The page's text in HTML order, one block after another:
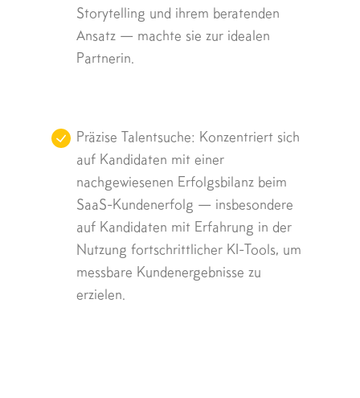
Storytelling und ihrem beratenden
Ansatz — machte sie zur idealen
Partnerin.
Präzise Talentsuche: Konzentriert sich
auf Kandidaten mit einer
nachgewiesenen Erfolgsbilanz beim
SaaS-Kundenerfolg — insbesondere
auf Kandidaten mit Erfahrung in der
Nutzung fortschrittlicher KI-Tools, um
messbare Kundenergebnisse zu
erzielen.